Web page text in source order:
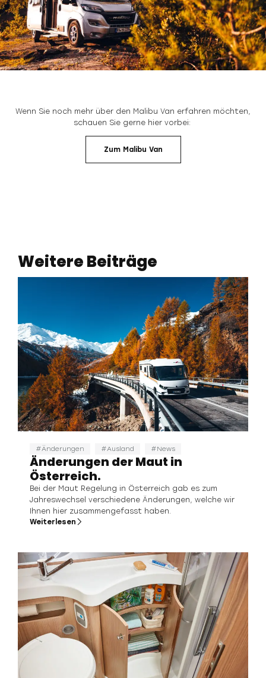
Wenn Sie noch mehr über den Malibu Van erfahren möchten,
schauen Sie gerne hier vorbei:
Zum Malibu Van
Weitere Beiträge
Änderungen Ausland News
Änderungen der Maut in
Österreich.
Bei der Maut Regelung in Österreich gab es zum
Jahreswechsel verschiedene Änderungen, welche wir
Ihnen hier zusammengefasst haben.
Weiterlesen